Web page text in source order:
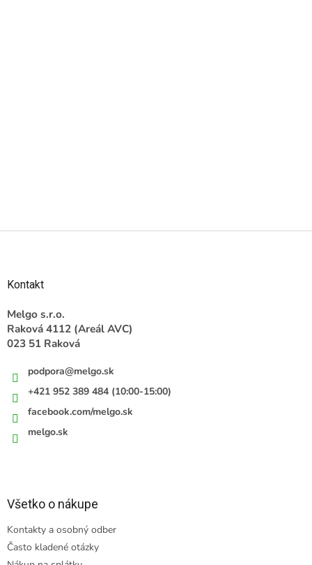
Kontakt
Melgo s.r.o.
Raková 4112 (Areál AVC)
023 51 Raková
podpora@melgo.sk
+421 952 389 484 (10:00-15:00)
facebook.com/melgo.sk
melgo.sk
Všetko o nákupe
Kontakty a osobný odber
Často kladené otázky